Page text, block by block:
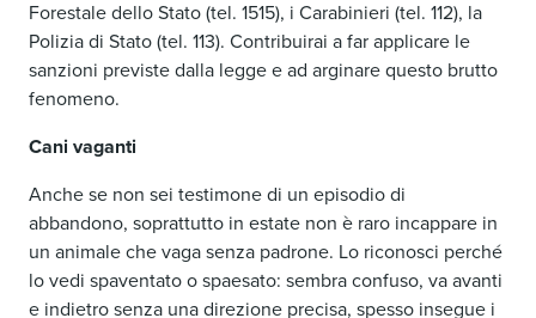
Forestale dello Stato (tel. 1515), i Carabinieri (tel. 112), la
Polizia di Stato (tel. 113). Contribuirai a far applicare le
sanzioni previste dalla legge e ad arginare questo brutto
fenomeno.
Cani vaganti
Anche se non sei testimone di un episodio di
abbandono, soprattutto in estate non è raro incappare in
un animale che vaga senza padrone. Lo riconosci perché
lo vedi spaventato o spaesato: sembra confuso, va avanti
e indietro senza una direzione precisa, spesso insegue i